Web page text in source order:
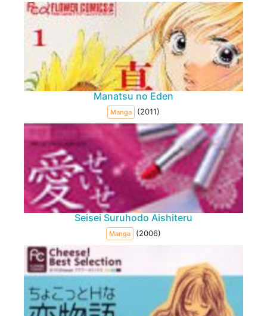
Manatsu no Eden
Manga (2011)
Seisei Suruhodo Aishiteru
Manga (2006)